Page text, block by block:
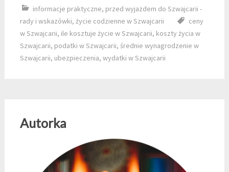
informacje praktyczne, przed wyjazdem do Szwajcarii -
rady i wskazówki, życie codzienne w Szwajcarii
ceny
w Szwajcarii, ile kosztuje życie w Szwajcarii, koszty życia w
Szwajcarii, podatki w Szwajcarii, średnie wynagrodzenie w
Szwajcarii, ubezpieczenia, wydatki w Szwajcarii
Autorka